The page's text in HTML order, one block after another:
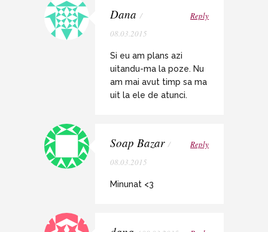
Dana /
08.03.2015
Reply
Si eu am plans azi
uitandu-ma la poze. Nu
am mai avut timp sa ma
uit la ele de atunci.
Soap Bazar /
08.03.2015
Reply
Minunat <3